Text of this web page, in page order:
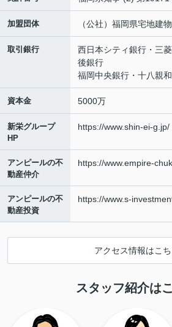
加盟団体 （公社）福岡県宅地建
取引銀行
西日本シティ銀行・三
後銀行
福岡中央銀行・十八親
資本金 5000万
新栄グループ
HP
https://www.shin-ei-g.jp/
アンピールの不
動産仲介
https://www.empire-
アンピールの不
動産投資
https://www.s-
アクセス情報はこち
スタッフ紹介は